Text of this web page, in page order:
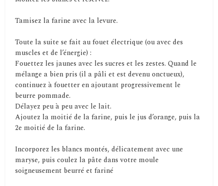
Tamisez la farine avec la levure.
Toute la suite se fait au fouet électrique (ou avec des
muscles et de l’énergie) :
Fouettez les jaunes avec les sucres et les zestes. Quand le
mélange a bien pris (il a pâli et est devenu onctueux),
continuez à fouetter en ajoutant progressivement le
beurre pommade.
Délayez peu à peu avec le lait.
Ajoutez la moitié de la farine, puis le jus d’orange, puis la
2e moitié de la farine.
Incorporez les blancs montés, délicatement avec une
maryse, puis coulez la pâte dans votre moule
soigneusement beurré et fariné